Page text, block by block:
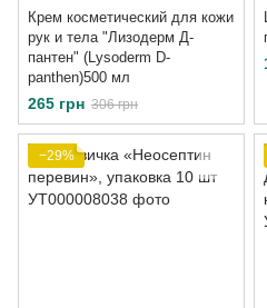
Крем косметический для кожи
рук и тела "Лизодерм Д-
пантен" (Lysoderm D-
panthen)500 мл
265 грн 306 грн
−29%